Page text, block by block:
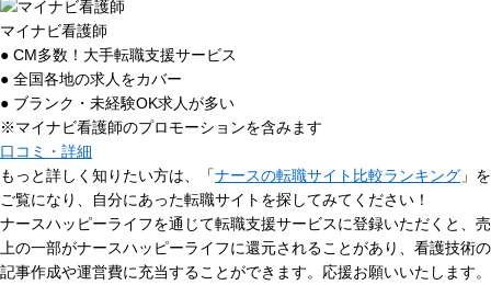
マイナビ看護師
● CM多数！大手転職支援サービス
● 全国各地の求人をカバー
● ブランク・未経験OK求人が多い
※マイナビ看護師のプロモーションを含みます
口コミ・詳細
もっと詳しく知りたい方は、「ナースの転職サイト比較ランキング 」を
ご覧になり、自分にあった転職サイトを探してみてください！
ナースハッピーライフを通じて転職支援サービスに登録いただくと、売
上の一部がナースハッピーライフに還元されることがあり、看護技術の
記事作成や運営費に充当することができます。応援お願いいたします。